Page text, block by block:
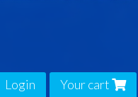
Login Your cart